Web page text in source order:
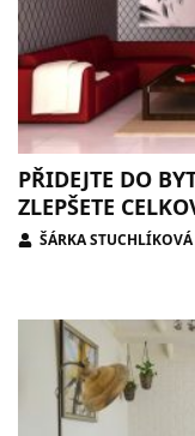
PŘIDEJTE DO
ZLEPŠETE
ŠÁRKA STUCHLÍKOVÁ